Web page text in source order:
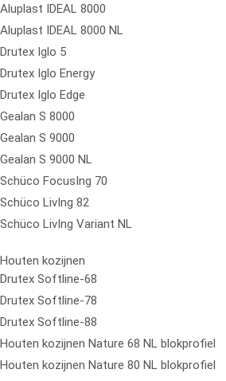
Aluplast IDEAL 8000
Aluplast IDEAL 8000 NL
Drutex Iglo 5
Drutex Iglo Energy
Drutex Iglo Edge
Gealan S 8000
Gealan S 9000
Gealan S 9000 NL
Schüco FocusIng 70
Schüco LivIng 82
Schüco LivIng Variant NL
Houten kozijnen
Drutex Softline-68
Drutex Softline-78
Drutex Softline-88
Houten kozijnen Nature 68 NL blokprofiel
Houten kozijnen Nature 80 NL blokprofiel